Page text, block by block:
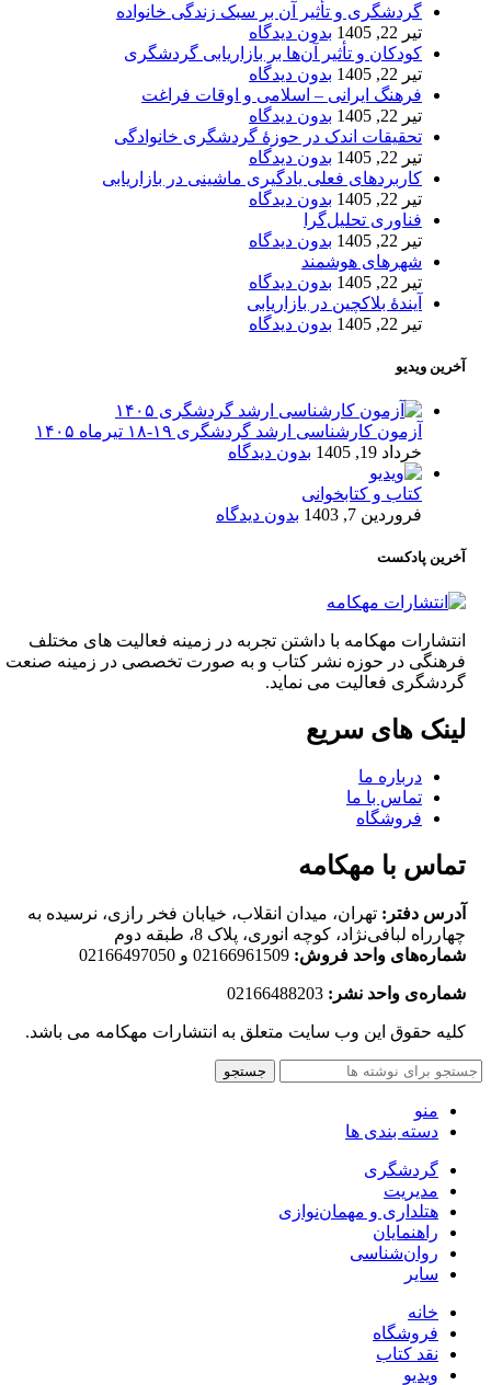
گردشگری و تأثیر آن بر سبک زندگی خانواده
تیر 22, 1405
بدون دیدگاه
کودکان و تأثیر آن‌ها بر بازاریابی گردشگری
تیر 22, 1405
بدون دیدگاه
فرهنگ ایرانی – اسلامی و اوقات فراغت
تیر 22, 1405
بدون دیدگاه
تحقیقات اندک در حوزۀ گردشگری خانوادگی
تیر 22, 1405
بدون دیدگاه
کاربردهای فعلی یادگیری ماشینی در بازاریابی
تیر 22, 1405
بدون دیدگاه
فناوری تحلیل‌گرا
تیر 22, 1405
بدون دیدگاه
شهرهای هوشمند
تیر 22, 1405
بدون دیدگاه
آیندۀ بلاکچین در بازاریابی
تیر 22, 1405
بدون دیدگاه
آخرین ویدیو
آزمون کارشناسی ارشد گردشگری ۱۹-۱۸ تیرماه ۱۴۰۵
خرداد 19, 1405
بدون دیدگاه
کتاب و کتابخوانی
فروردین 7, 1403
بدون دیدگاه
آخرین پادکست
انتشارات مهکامه با داشتن تجربه در زمینه فعالیت های مختلف
فرهنگی در حوزه نشر کتاب و به صورت تخصصی در زمینه صنعت
گردشگری فعالیت می نماید.
لینک های سریع
درباره ما
تماس با ما
فروشگاه
تماس با مهکامه
آدرس دفتر: تهران، میدان انقلاب، خیابان فخر رازی، نرسیده به
چهارراه لبافی‌نژاد، کوچه انوری، پلاک 8، طبقه دوم
شماره‌های واحد فروش: 02166961509 و 02166497050
شماره‌‌ی واحد نشر:
کلیه حقوق این وب سایت متعلق به انتشارات مهکامه می باشد.
جستجو
منو
دسته بندی ها
گردشگری
مدیریت
هتلداری و مهمان‌نوازی
راهنمایان
روان‌شناسی
سایر
خانه
فروشگاه
نقد کتاب
ویدیو